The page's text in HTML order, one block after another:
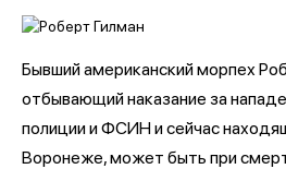
Бывший американский морпех
отбывающий наказание за
полиции и ФСИН и сейчас
Воронеже, может быть при